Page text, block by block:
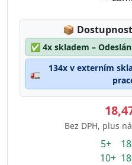
📦
✅ 4x skladem –
🚛
134x v externím
Bez DPH, plus
5+
10+